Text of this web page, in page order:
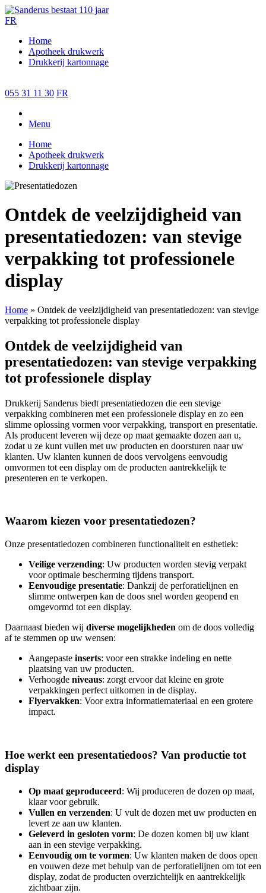
FR
Home
Apotheek drukwerk
Drukkerij kartonnage
055 31 11 30 FR
Menu
Home
Apotheek drukwerk
Drukkerij kartonnage
Ontdek de veelzijdigheid van
presentatiedozen: van stevige
verpakking tot professionele
display
Home » Ontdek de veelzijdigheid van presentatiedozen: van stevige
verpakking tot professionele display
Ontdek de veelzijdigheid van
presentatiedozen: van stevige verpakking
tot professionele display
Drukkerij Sanderus biedt presentatiedozen die een stevige
verpakking combineren met een professionele display en zo een
slimme oplossing vormen voor verpakking, transport en presentatie.
Als producent leveren wij deze op maat gemaakte dozen aan u,
zodat u ze kunt vullen met uw producten en doorsturen naar uw
klanten. Uw klanten kunnen de doos vervolgens eenvoudig
omvormen tot een display om de producten aantrekkelijk te
presenteren en te verkopen.
Waarom kiezen voor presentatiedozen?
Onze presentatiedozen combineren functionaliteit en esthetiek:
Veilige verzending: Uw producten worden stevig verpakt
voor optimale bescherming tijdens transport.
Eenvoudige presentatie: Dankzij de perforatielijnen en
slimme ontwerpen kan de doos snel worden geopend en
omgevormd tot een display.
Daarnaast bieden wij diverse mogelijkheden om de doos volledig
af te stemmen op uw wensen:
Aangepaste inserts: voor een strakke indeling en nette
plaatsing van uw producten.
Verhoogde niveaus: zorgt ervoor dat kleine en grote
verpakkingen perfect uitkomen in de display.
Flyervakken: Voor extra informatiemateriaal en een grotere
impact.
Hoe werkt een presentatiedoos? Van productie tot
display
Op maat geproduceerd: Wij produceren de dozen op maat,
klaar voor gebruik.
Vullen en verzenden: U vult de dozen met uw producten en
levert ze aan uw klanten.
Geleverd in gesloten vorm: De dozen komen bij uw klant
aan in een stevige verpakking.
Eenvoudig om te vormen: Uw klanten maken de doos open
en vouwen deze met behulp van de perforatielijnen om tot een
display, zodat de producten overzichtelijk en aantrekkelijk
zichtbaar zijn.